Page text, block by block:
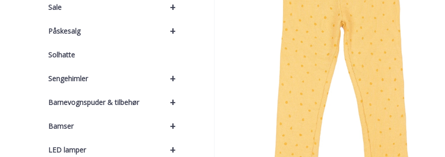
+
Sale
+
Påskesalg
Solhatte
+
Sengehimler
+
Barnevognspuder & tilbehør
+
Bamser
+
LED lamper